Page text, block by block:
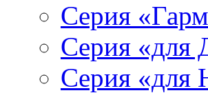
Серия
Серия «для
Серия «для